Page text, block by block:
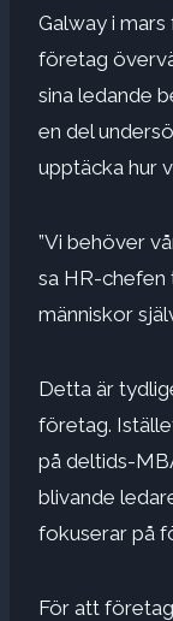
Galway i
företag
sina ledande
en del
upptäcka hur
”Vi behöver
sa HR-chefen
människor
Detta är
företag.
på deltids-
blivande
fokuserar på
För att